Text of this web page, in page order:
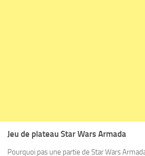
Jeu de plateau Star Wars Armada
Pourquoi pas une partie de Star Wars